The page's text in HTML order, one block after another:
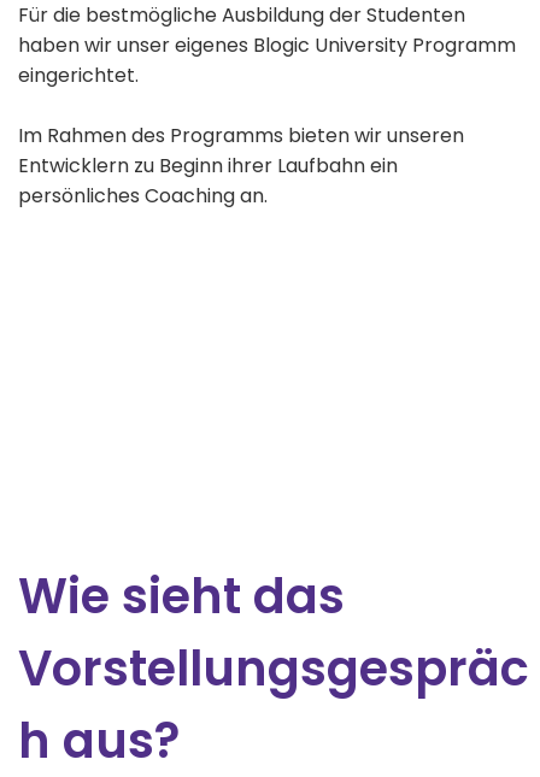
Wie sieht das
Vorstellungsgespräc
h aus?
Für die bestmögliche Ausbildung der Studenten
haben wir unser eigenes Blogic University Programm
eingerichtet.
Im Rahmen des Programms bieten wir unseren
Entwicklern zu Beginn ihrer Laufbahn ein
persönliches Coaching an.